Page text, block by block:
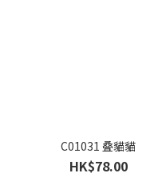
C01031 叠貓貓
HK$78.00